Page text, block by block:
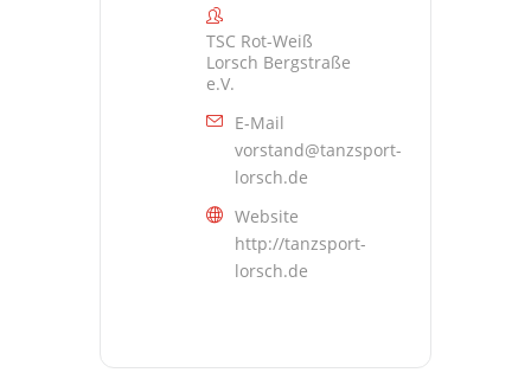
TSC Rot-Weiß
Lorsch Bergstraße
e.V.
E-Mail
vorstand@tanzsport-
lorsch.de
Website
http://tanzsport-
lorsch.de